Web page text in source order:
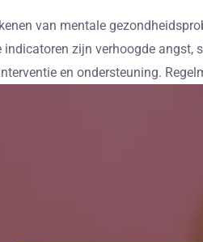
van mentale
indicatoren zijn verhoogde angst,
en ondersteuning.